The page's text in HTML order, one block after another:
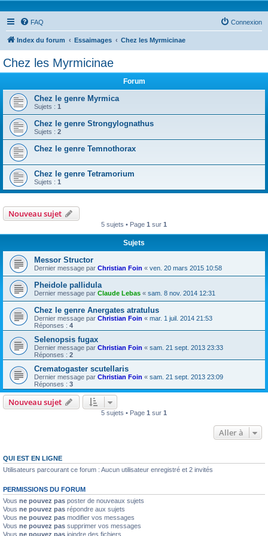
FAQ Connexion
Index du forum Essaimages Chez les Myrmicinae
Chez les Myrmicinae
Forum
Chez le genre Myrmica
Sujets : 1
Chez le genre Strongylognathus
Sujets : 2
Chez le genre Temnothorax
Chez le genre Tetramorium
Sujets : 1
Nouveau sujet
5 sujets • Page 1 sur 1
Sujets
Messor Structor
Dernier message par Christian Foin « ven. 20 mars 2015 10:58
Pheidole pallidula
Dernier message par Claude Lebas « sam. 8 nov. 2014 12:31
Chez le genre Anergates atratulus
Dernier message par Christian Foin « mar. 1 juil. 2014 21:53
Réponses : 4
Selenopsis fugax
Dernier message par Christian Foin « sam. 21 sept. 2013 23:33
Réponses : 2
Crematogaster scutellaris
Dernier message par Christian Foin « sam. 21 sept. 2013 23:09
Réponses : 3
Nouveau sujet
5 sujets • Page 1 sur 1
Aller à
QUI EST EN LIGNE
Utilisateurs parcourant ce forum : Aucun utilisateur enregistré et 2 invités
PERMISSIONS DU FORUM
Vous ne pouvez pas poster de nouveaux sujets
Vous ne pouvez pas répondre aux sujets
Vous ne pouvez pas modifier vos messages
Vous ne pouvez pas supprimer vos messages
Vous ne pouvez pas joindre des fichiers